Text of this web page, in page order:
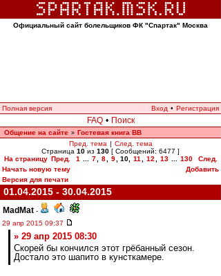
Официальный сайт болельщиков ФК "Спартак" Москва
Полная версия Вход • Регистрация
FAQ • Поиск
Общение на сайте » Гостевая книга ВВ
Пред. тема | След. тема
Страница 10 из 130 [ Сообщений: 6477 ]
На страницу Пред. 1 7 8 9 10, 11 12 13 130
След.
Начать новую тему
Добавить
Версия для печати
01.04.2015 - 30.04.2015
MadMat -
29 апр 2015 09:37
» 29 апр 2015 08:30
Скорей бы кончился этот грёбанный сезон.
Достало это шапито в кунсткамере.